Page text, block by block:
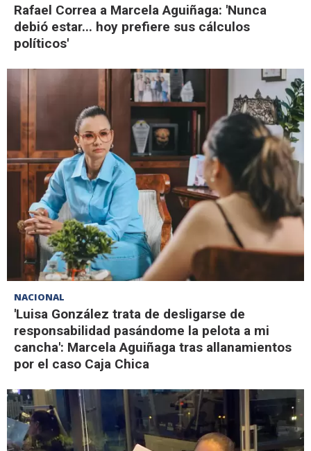
Rafael Correa a Marcela Aguiñaga: 'Nunca
debió estar... hoy prefiere sus cálculos
políticos'
NACIONAL
'Luisa González trata de desligarse de
responsabilidad pasándome la pelota a mi
cancha': Marcela Aguiñaga tras allanamientos
por el caso Caja Chica